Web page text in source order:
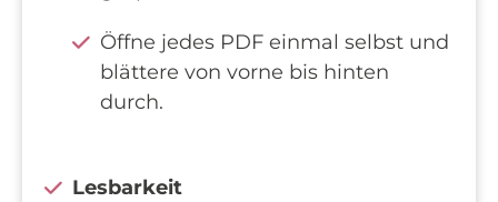
Öffne jedes PDF einmal selbst und
blättere von vorne bis hinten
durch.
Lesbarkeit